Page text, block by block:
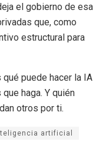
el gobierno de esa
que, como
estructural para
puede hacer la IA
haga. Y quién
otros por ti.
artificial